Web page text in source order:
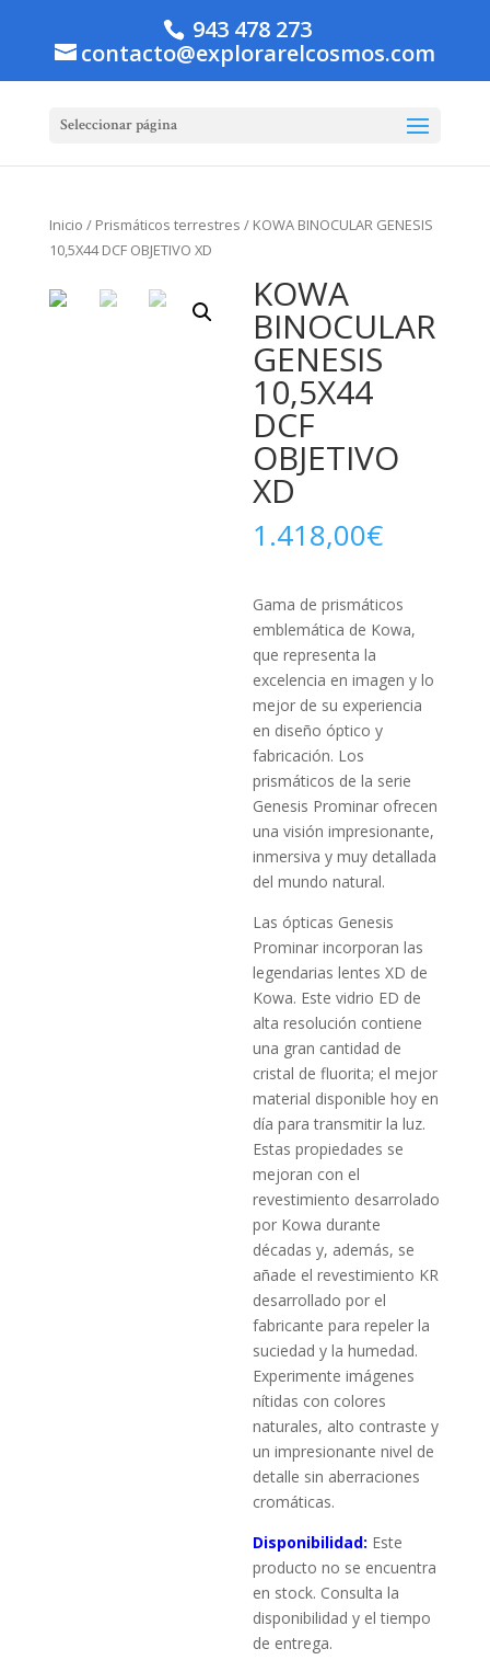
943 478 273
contacto@explorarelcosmos.com
Seleccionar página
Inicio / Prismáticos terrestres / KOWA BINOCULAR GENESIS
10,5X44 DCF OBJETIVO XD
KOWA
BINOCULAR
GENESIS
10,5X44
DCF
OBJETIVO
XD
1.418,00€
Gama de prismáticos
emblemática de Kowa,
que representa la
excelencia en imagen y lo
mejor de su experiencia
en diseño óptico y
fabricación. Los
prismáticos de la serie
Genesis Prominar ofrecen
una visión impresionante,
inmersiva y muy detallada
del mundo natural.
Las ópticas Genesis
Prominar incorporan las
legendarias lentes XD de
Kowa. Este vidrio ED de
alta resolución contiene
una gran cantidad de
cristal de fluorita; el mejor
material disponible hoy en
día para transmitir la luz.
Estas propiedades se
mejoran con el
revestimiento desarrolado
por Kowa durante
décadas y, además, se
añade el revestimiento KR
desarrollado por el
fabricante para repeler la
suciedad y la humedad.
Experimente imágenes
nítidas con colores
naturales, alto contraste y
un impresionante nivel de
detalle sin aberraciones
cromáticas.
Disponibilidad: Este
producto no se encuentra
en stock. Consulta la
disponibilidad y el tiempo
de entrega.